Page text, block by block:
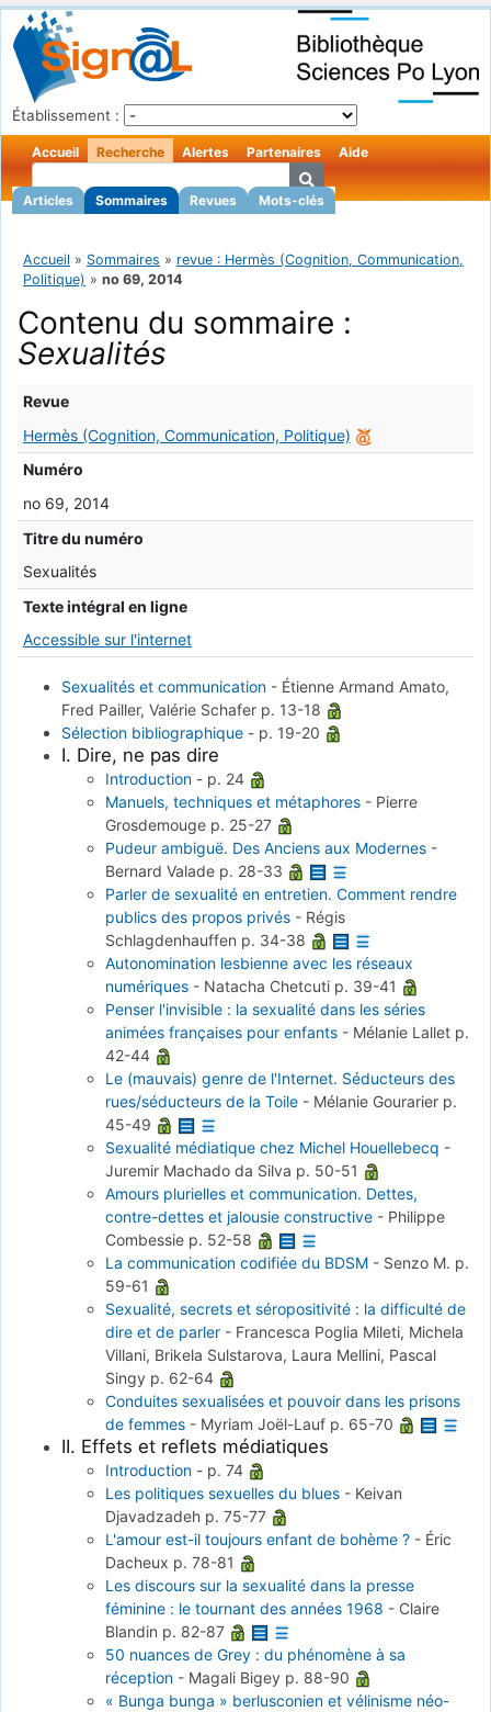
Établissement :
Accueil Recherche
Articles Sommaires Revues Mots-clés
Alertes Partenaires Aide
Accueil » Sommaires » revue : Hermès (Cognition, Communication,
Politique) » no 69, 2014
Contenu du sommaire :
Sexualités
Revue
Hermès (Cognition, Communication, Politique)
Numéro
no 69, 2014
Titre du numéro
Sexualités
Texte intégral en ligne
Accessible sur l'internet
Sexualités et communication - Étienne Armand Amato,
Fred Pailler, Valérie Schafer p. 13-18
Sélection bibliographique - p. 19-20
I. Dire, ne pas dire
Introduction - p. 24
Manuels, techniques et métaphores - Pierre
Grosdemouge p. 25-27
Pudeur ambiguë. Des Anciens aux Modernes -
Bernard Valade p. 28-33
Parler de sexualité en entretien. Comment rendre
publics des propos privés - Régis
Schlagdenhauffen p. 34-38
Autonomination lesbienne avec les réseaux
numériques - Natacha Chetcuti p. 39-41
Penser l'invisible : la sexualité dans les séries
animées françaises pour enfants - Mélanie Lallet p.
42-44
Le (mauvais) genre de l'Internet. Séducteurs des
rues/séducteurs de la Toile - Mélanie Gourarier p.
45-49
Sexualité médiatique chez Michel Houellebecq -
Juremir Machado da Silva p. 50-51
Amours plurielles et communication. Dettes,
contre-dettes et jalousie constructive - Philippe
Combessie p. 52-58
La communication codifiée du BDSM - Senzo M. p.
59-61
Sexualité, secrets et séropositivité : la difficulté de
dire et de parler - Francesca Poglia Mileti, Michela
Villani, Brikela Sulstarova, Laura Mellini, Pascal
Singy p. 62-64
Conduites sexualisées et pouvoir dans les prisons
de femmes - Myriam Joël-Lauf p. 65-70
II. Effets et reflets médiatiques
Introduction - p. 74
Les politiques sexuelles du blues - Keivan
Djavadzadeh p. 75-77
L'amour est-il toujours enfant de bohème ? - Éric
Dacheux p. 78-81
Les discours sur la sexualité dans la presse
féminine : le tournant des années 1968 - Claire
Blandin p. 82-87
50 nuances de Grey : du phénomène à sa
réception - Magali Bigey p. 88-90
« Bunga bunga » berlusconien et vélinisme néo-